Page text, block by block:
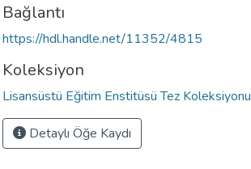
Bağlantı
https://hdl.handle.net/11352/4815
Koleksiyon
Lisansüstü Eğitim Enstitüsü Tez Koleksiyonu
Detaylı Öğe Kaydı